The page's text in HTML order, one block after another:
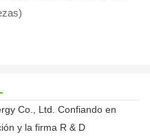
Co., Ltd. Confiando en
y la firma R & D